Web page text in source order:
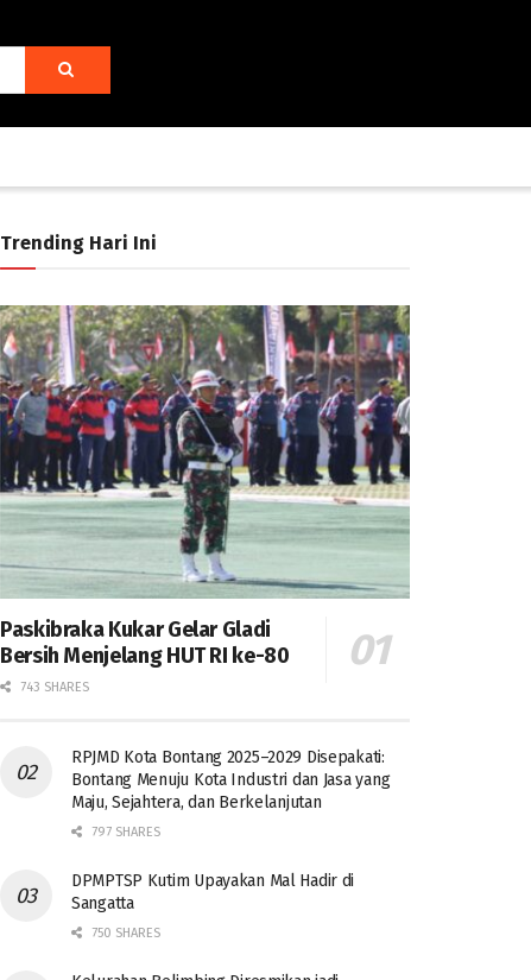
Trending Hari Ini
Paskibraka Kukar Gelar Gladi
Bersih Menjelang HUT RI ke-80
743 SHARES
RPJMD Kota Bontang 2025–2029 Disepakati:
Bontang Menuju Kota Industri dan Jasa yang
Maju, Sejahtera, dan Berkelanjutan
797 SHARES
DPMPTSP Kutim Upayakan Mal Hadir di
Sangatta
750 SHARES